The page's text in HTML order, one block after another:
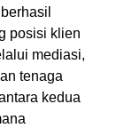
posisi klien
mediasi,
tenaga
kedua